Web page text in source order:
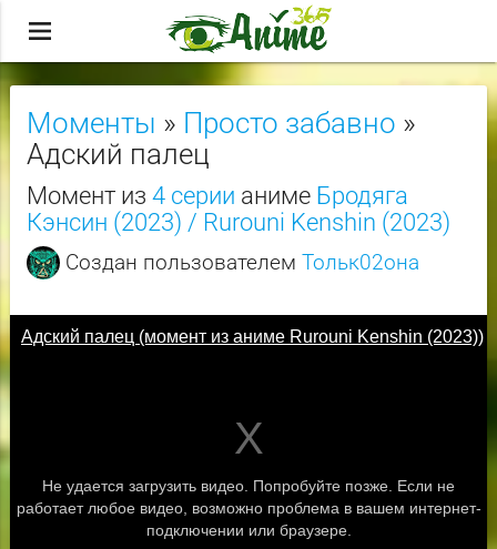
menu
Моменты » Просто забавно »
Адский палец
Момент из 4 серии аниме Бродяга
Кэнсин (2023) / Rurouni Kenshin (2023)
Создан пользователем Тольк02она